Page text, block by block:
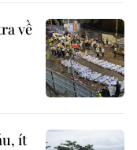
về
ít